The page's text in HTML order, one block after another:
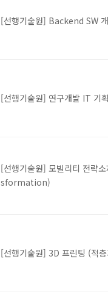
[선행기술원] Backend SW
[선행기술원] 연구개발 IT 기획
[선행기술원] 모빌리티 전략
sformation)
[선행기술원] 3D 프린팅 (적